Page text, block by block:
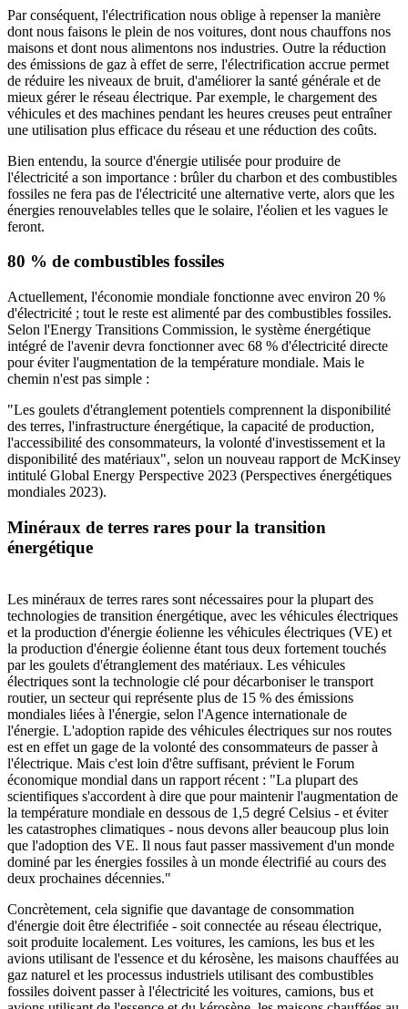
Par conséquent, l'électrification nous oblige à repenser la manière
dont nous faisons le plein de nos voitures, dont nous chauffons nos
maisons et dont nous alimentons nos industries. Outre la réduction
des émissions de gaz à effet de serre, l'électrification accrue permet
de réduire les niveaux de bruit, d'améliorer la santé générale et de
mieux gérer le réseau électrique. Par exemple, le chargement des
véhicules et des machines pendant les heures creuses peut entraîner
une utilisation plus efficace du réseau et une réduction des coûts.
Bien entendu, la source d'énergie utilisée pour produire de
l'électricité a son importance : brûler du charbon et des combustibles
fossiles ne fera pas de l'électricité une alternative verte, alors que les
énergies renouvelables telles que le solaire, l'éolien et les vagues le
feront.
80 % de combustibles fossiles
Actuellement, l'économie mondiale fonctionne avec environ 20 %
d'électricité ; tout le reste est alimenté par des combustibles fossiles.
Selon l'Energy Transitions Commission, le système énergétique
intégré de l'avenir devra fonctionner avec 68 % d'électricité directe
pour éviter l'augmentation de la température mondiale. Mais le
chemin n'est pas simple :
"Les goulets d'étranglement potentiels comprennent la disponibilité
des terres, l'infrastructure énergétique, la capacité de production,
l'accessibilité des consommateurs, la volonté d'investissement et la
disponibilité des matériaux", selon un nouveau rapport de McKinsey
intitulé Global Energy Perspective 2023 (Perspectives énergétiques
mondiales 2023).
Minéraux de terres rares pour la transition
énergétique
Les minéraux de terres rares sont nécessaires pour la plupart des
technologies de transition énergétique, avec les véhicules électriques
et la production d'énergie éolienne les véhicules électriques (VE) et
la production d'énergie éolienne étant tous deux fortement touchés
par les goulets d'étranglement des matériaux. Les véhicules
électriques sont la technologie clé pour décarboniser le transport
routier, un secteur qui représente plus de 15 % des émissions
mondiales liées à l'énergie, selon l'Agence internationale de
l'énergie. L'adoption rapide des véhicules électriques sur nos routes
est en effet un gage de la volonté des consommateurs de passer à
l'électrique. Mais c'est loin d'être suffisant, prévient le Forum
économique mondial dans un rapport récent : "La plupart des
scientifiques s'accordent à dire que pour maintenir l'augmentation de
la température mondiale en dessous de 1,5 degré Celsius - et éviter
les catastrophes climatiques - nous devons aller beaucoup plus loin
que l'adoption des VE. Il nous faut passer massivement d'un monde
dominé par les énergies fossiles à un monde électrifié au cours des
deux prochaines décennies."
Concrètement, cela signifie que davantage de consommation
d'énergie doit être électrifiée - soit connectée au réseau électrique,
soit produite localement. Les voitures, les camions, les bus et les
avions utilisant de l'essence et du kérosène, les maisons chauffées au
gaz naturel et les processus industriels utilisant des combustibles
fossiles doivent passer à l'électricité les voitures, camions, bus et